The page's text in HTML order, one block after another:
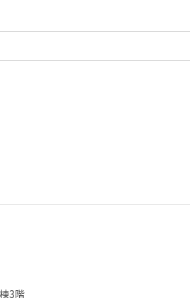
3階